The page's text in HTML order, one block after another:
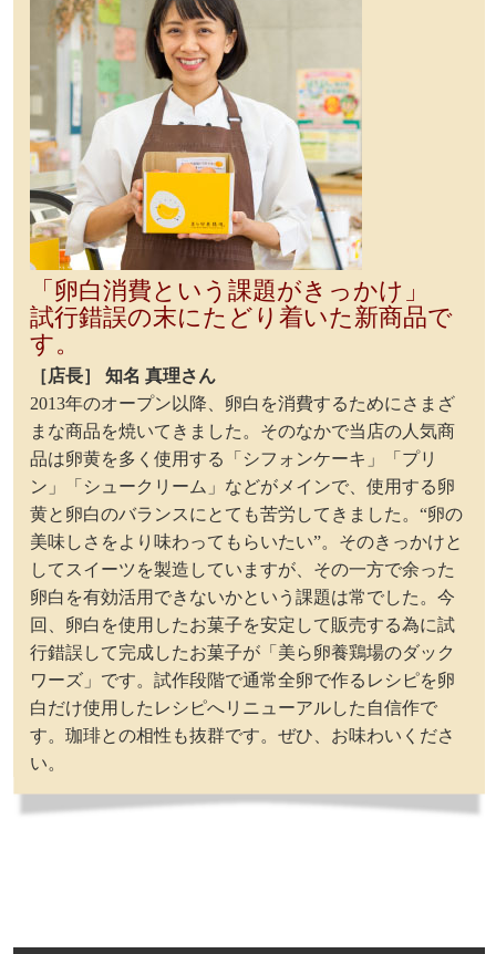
「卵白消費という課題がきっかけ」
試行錯誤の末にたどり着いた新商品で
す。
［店長］ 知名 真理さん
2013年のオープン以降、卵白を消費するためにさまざ
まな商品を焼いてきました。そのなかで当店の人気商
品は卵黄を多く使用する「シフォンケーキ」「プリ
ン」「シュークリーム」などがメインで、使用する卵
黄と卵白のバランスにとても苦労してきました。“卵の
美味しさをより味わってもらいたい”。そのきっかけと
してスイーツを製造していますが、その一方で余った
卵白を有効活用できないかという課題は常でした。今
回、卵白を使用したお菓子を安定して販売する為に試
行錯誤して完成したお菓子が「美ら卵養鶏場のダック
ワーズ」です。試作段階で通常全卵で作るレシピを卵
白だけ使用したレシピへリニューアルした自信作で
す。珈琲との相性も抜群です。ぜひ、お味わいくださ
い。